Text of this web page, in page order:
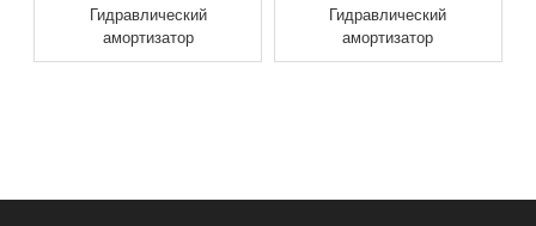
Гидравлический
амортизатор
Гидравлический
амортизатор